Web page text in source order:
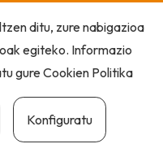
ditu, zure nabigazioa
egiteko. Informazio
gureCookien Politika
Konfiguratu